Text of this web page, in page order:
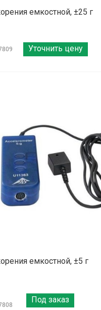
емкостной, ±25 г
Уточнить цену
емкостной, ±5 г
Под заказ